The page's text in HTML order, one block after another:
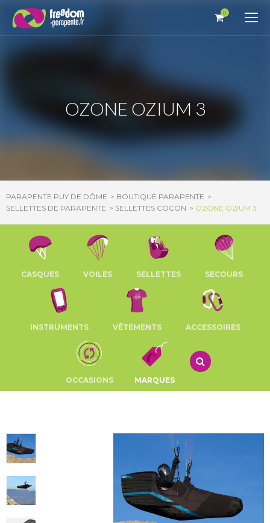
0
OZONE OZIUM 3
PARAPENTE PUY DE DÔME
BOUTIQUE PARAPENTE
SELLETTES DE PARAPENTE
SELLETTES COCON OZONE OZIUM 3
CASQUES VOILES SELLETTES SECOURS
INSTRUMENTS VÊTEMENTS ACCESSOIRES
OCCASIONS MARQUES